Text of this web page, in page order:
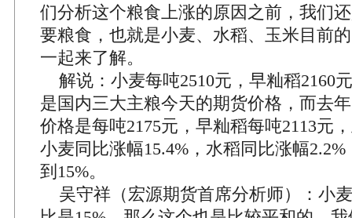
们分析这个粮食上涨的原因之前，我们
要粮食，也就是小麦、水稻、玉米目前
一起来了解。
解说：小麦每吨2510元，早籼稻2160
是国内三大主粮今天的期货价格，而去
价格是每吨2175元，早籼稻每吨2113元
小麦同比涨幅15.4%，水稻同比涨幅
到15%。
吴守祥（宏源期货首席分析师）：小